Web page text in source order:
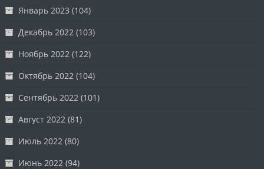
Январь 2023 (104)
Декабрь 2022 (103)
Ноябрь 2022 (122)
Октябрь 2022 (104)
Сентябрь 2022 (101)
Август 2022 (81)
Июль 2022 (80)
Июнь 2022 (94)